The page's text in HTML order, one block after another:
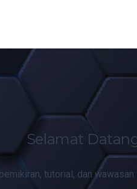
Selamat
tutorial, dan